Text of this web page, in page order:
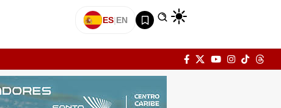
ES|EN